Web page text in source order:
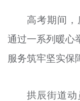
文明培育
未成年人思想道
榜样人物
身边好人
高考期间
通过一系列暖心
服务筑牢坚实保
拱辰街道